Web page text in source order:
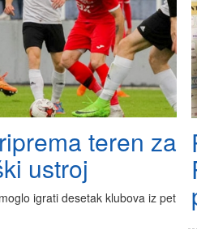
teren za
ustroj
igrati desetak klubova iz pet